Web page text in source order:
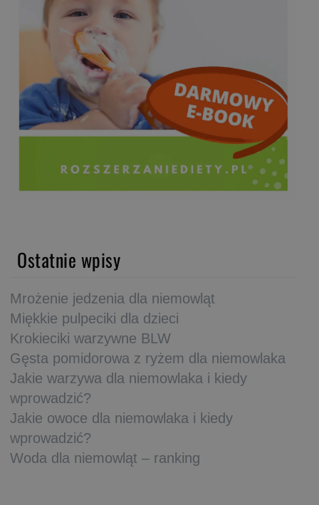
Ostatnie wpisy
Mrożenie jedzenia dla niemowląt
Miękkie pulpeciki dla dzieci
Krokieciki warzywne BLW
Gęsta pomidorowa z ryżem dla niemowlaka
Jakie warzywa dla niemowlaka i kiedy
wprowadzić?
Jakie owoce dla niemowlaka i kiedy
wprowadzić?
Woda dla niemowląt – ranking